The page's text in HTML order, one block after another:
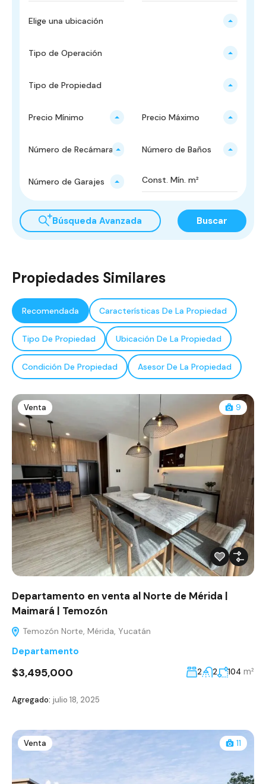
Elige una ubicación
Tipo de Operación
Tipo de Propiedad
Precio Mínimo Precio Máximo
Número de Recámaras Número de Baños
Número de Garajes
Búsqueda Avanzada Buscar
Propiedades Similares
Recomendada Características De La Propiedad
Tipo De Propiedad Ubicación De La Propiedad
Condición De Propiedad Asesor De La Propiedad
Venta 9
Departamento en venta al Norte de Mérida |
Maimará | Temozón
Temozón Norte, Mérida, Yucatán
Departamento
$3,495,000 2 2 104 m²
Agregado: julio 18, 2025
Venta 11